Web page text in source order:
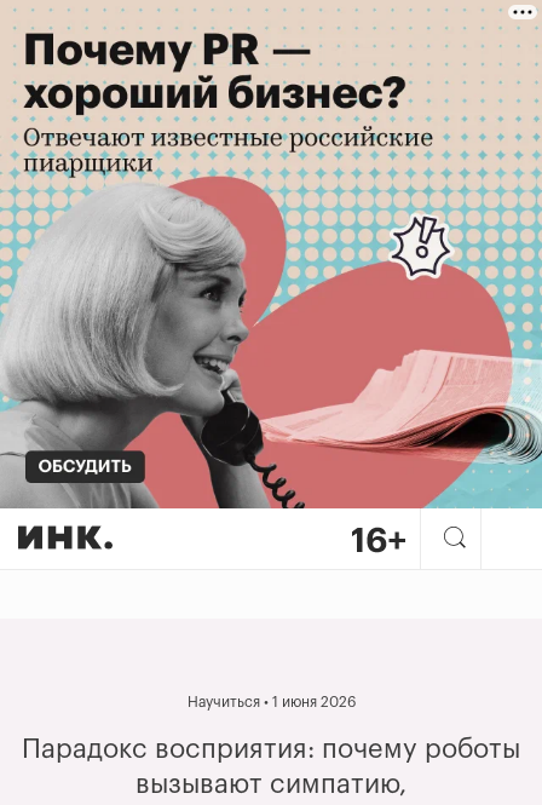
Парадокс восприятия:
Научиться • 1 июня 2026
Парадокс восприятия: почему роботы
вызывают симпатию,